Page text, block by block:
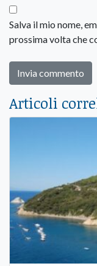
Salva il mio nome,
prossima volta che
Articoli